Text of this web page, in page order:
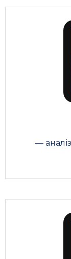
— аналіз